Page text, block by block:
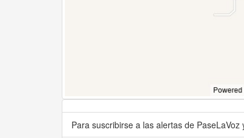
Para suscribirse a las alertas de